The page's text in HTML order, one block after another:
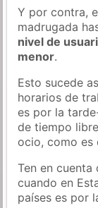
Y por contra,
madrugada
nivel de
menor.
Esto sucede
horarios de
es por la
de tiempo
ocio, como es
Ten en
cuando en
países es por